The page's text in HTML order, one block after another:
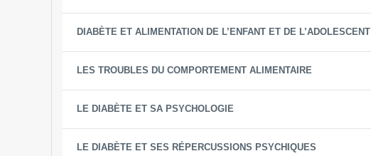
DIABÈTE ET ALIMENTATION DE L’ENFANT ET DE L’ADOLESCENT
LES TROUBLES DU COMPORTEMENT ALIMENTAIRE
LE DIABÈTE ET SA PSYCHOLOGIE
LE DIABÈTE ET SES RÉPERCUSSIONS PSYCHIQUES